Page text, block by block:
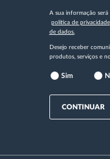
A sua informação
política de privacidade
de dados.
Desejo receber
produtos, serviços e
Sim
CONTINUAR